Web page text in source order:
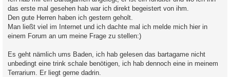
g
das erste mal gesehen hab war ich direkt begeistert von ihm.
Den gute Herren haben ich gestern geholt.
Man ließt viel im Internet und ich dachte mal ich melde mich hier in
einem Forum an um meine Frage zu stellen:)
Es geht nämlich ums Baden, ich hab gelesen das bartagame nicht
unbedingt eine trink schale benötigen, ich hab dennoch eine in meinem
Terrarium. Er liegt gerne dadrin.